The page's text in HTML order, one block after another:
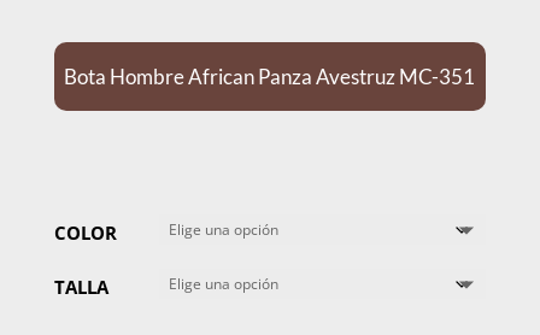
Bota Hombre African Panza Avestruz MC-351
COLOR
TALLA